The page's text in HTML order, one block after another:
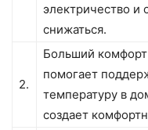
электричество и
снижаться.
2.
Больший
помогает
температуру в
создает